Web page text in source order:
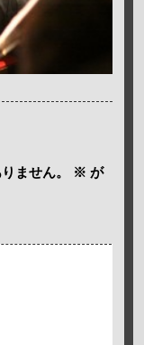
ません。 ※ が